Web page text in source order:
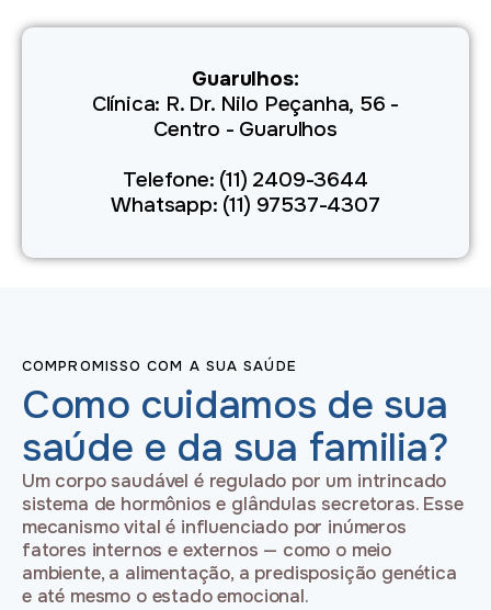
Guarulhos:
Clínica: R. Dr. Nilo Peçanha, 56 -
Centro - Guarulhos
Telefone: (11) 2409-3644
Whatsapp: (11) 97537-4307
COMPROMISSO COM A SUA SAÚDE
Como cuidamos de sua
saúde e da sua familia?
Um corpo saudável é regulado por um intrincado
sistema de hormônios e glândulas secretoras. Esse
mecanismo vital é influenciado por inúmeros
fatores internos e externos — como o meio
ambiente, a alimentação, a predisposição genética
e até mesmo o estado emocional.